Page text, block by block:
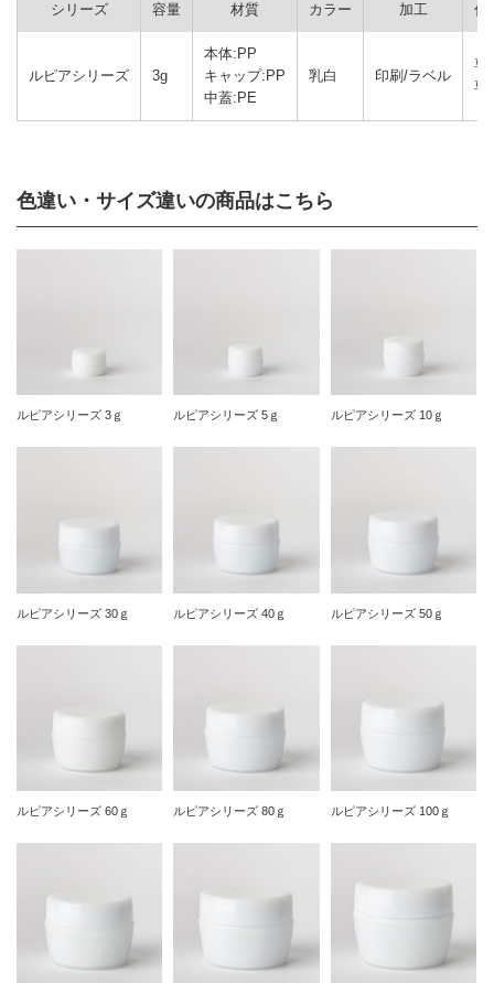
シリーズ 容量 材質 カラー 加工 付
ルピアシリーズ 3g
本体:PP
キャップ:PP
中蓋:PE
乳白 印刷/ラベル
専
専
色違い・サイズ違いの商品はこちら
ルピアシリーズ 3ｇ ルピアシリーズ 5ｇ ルピアシリーズ 10ｇ
ルピアシリーズ 30ｇ ルピアシリーズ 40ｇ ルピアシリーズ 50ｇ
ルピアシリーズ 60ｇ ルピアシリーズ 80ｇ ルピアシリーズ 100ｇ